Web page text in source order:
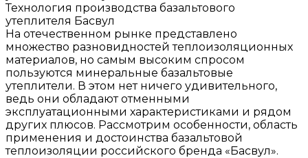
Технология производства базальтового
утеплителя Басвул
На отечественном рынке представлено
множество разновидностей теплоизоляционных
материалов, но самым высоким спросом
пользуются минеральные базальтовые
утеплители. В этом нет ничего удивительного,
ведь они обладают отменными
эксплуатационными характеристиками и рядом
других плюсов. Рассмотрим особенности, область
применения и достоинства базальтовой
теплоизоляции российского бренда «Басвул».